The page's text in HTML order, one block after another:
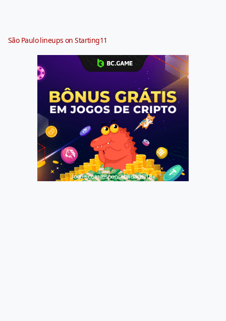
São Paulo lineups on Starting11
Jogue com responsabilidade. 18+